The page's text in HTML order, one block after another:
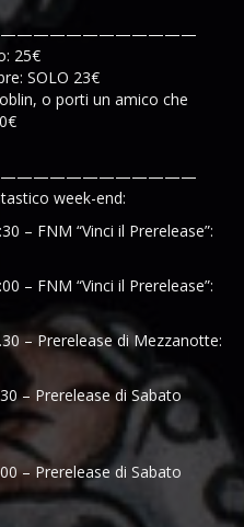
25€
SOLO 23€
o porti un amico che
week-end:
– FNM “Vinci il Prerelease”:
– FNM “Vinci il Prerelease”:
– Prerelease di Mezzanotte:
– Prerelease di Sabato
– Prerelease di Sabato